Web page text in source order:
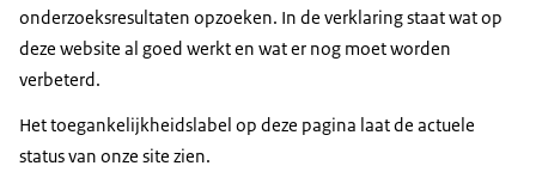
onderzoeksresultaten opzoeken. In de verklaring staat wat op
deze website al goed werkt en wat er nog moet worden
verbeterd.
Het toegankelijkheidslabel op deze pagina laat de actuele
status van onze site zien.